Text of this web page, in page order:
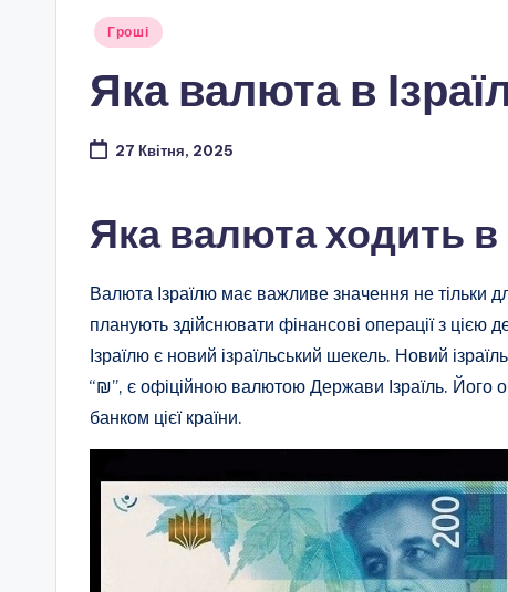
Опубліковано
Гроші
Яка валюта в
27 Квітня, 2025
Яка валюта ходить в
Валюта Ізраїлю має важливе значення не тільки
планують здійснювати фінансові операції з
Ізраїлю є новий ізраїльський шекель. Новий
“₪”, є офіційною валютою Держави Ізраїль. Його
банком цієї країни.